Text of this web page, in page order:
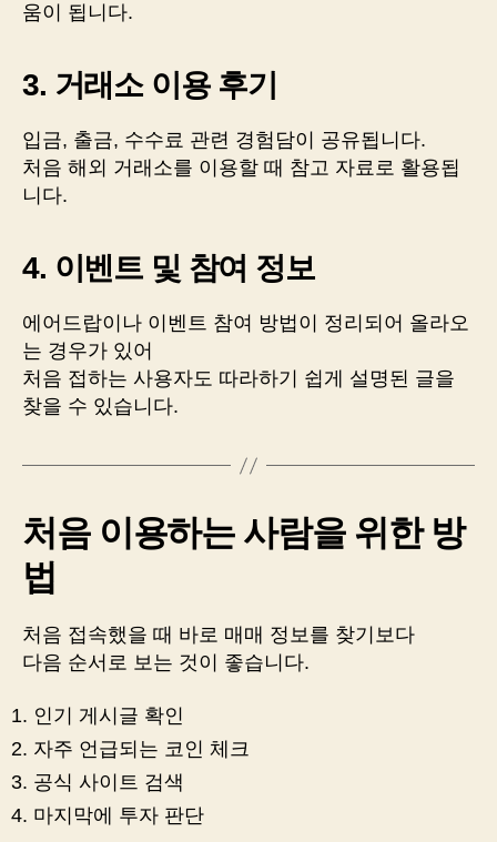
움이 됩니다.
3. 거래소 이용 후기
입금, 출금, 수수료 관련 경험담이 공유됩니다.
처음 해외 거래소를 이용할 때 참고 자료로 활용됩
니다.
4. 이벤트 및 참여 정보
에어드랍이나 이벤트 참여 방법이 정리되어 올라오
는 경우가 있어
처음 접하는 사용자도 따라하기 쉽게 설명된 글을
찾을 수 있습니다.
처음 이용하는 사람을 위한 방
법
처음 접속했을 때 바로 매매 정보를 찾기보다
다음 순서로 보는 것이 좋습니다.
인기 게시글 확인
자주 언급되는 코인 체크
공식 사이트 검색
마지막에 투자 판단